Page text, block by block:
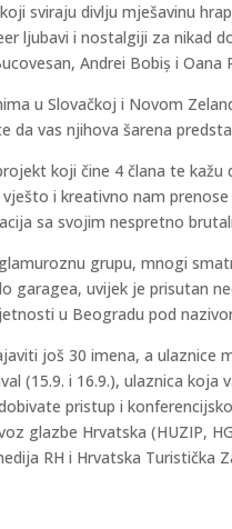
sviraju divlju mješavinu
ljubavi i nostalgiji za nikad
Andrei Bobiș i Oana
u Slovačkoj i Novom
da vas njihova šarena
koji čine 4 člana te
i kreativno nam
sa svojim nespretno
grupu, mnogi
garagea, uvijek je prisutan
u Beogradu pod
još 30 imena, a
(15.9. i 16.9.), ulaznica
pristup i
glazbe Hrvatska (HUZIP,
RH i Hrvatska Turistička